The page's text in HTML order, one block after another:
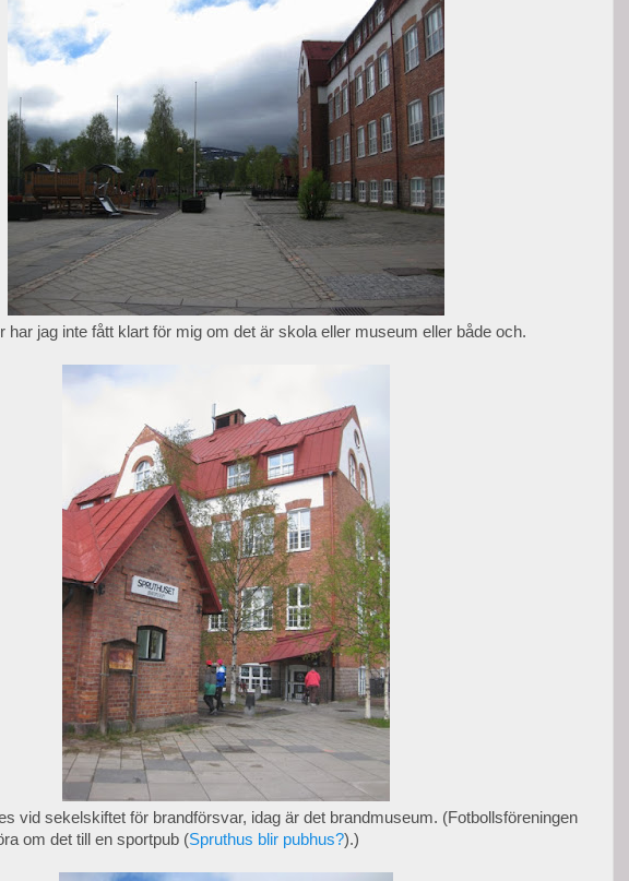
har jag inte fått klart för mig om det är skola eller museum eller både och.
vid sekelskiftet för brandförsvar, idag är det brandmuseum. (Fotbollsföreningen
om det till en sportpub (Spruthus blir pubhus?).)